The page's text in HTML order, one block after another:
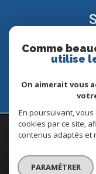
© 2026 | Tous
Site
un
Comme
utilise
On aimerait vous
En poursuivant,
cookies par ce site,
contenus adaptés et
PARAMÉTRER